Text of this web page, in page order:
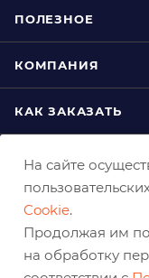
ПОЛЕЗНОЕ
КОМПАНИЯ
КАК ЗАКАЗАТЬ
На сайте
Cookie.
Продолжая им
на обработку